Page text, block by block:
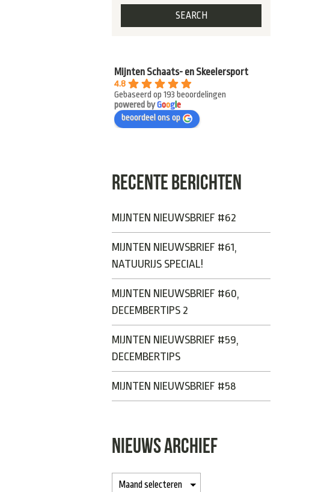
Mijnten Schaats- en Skeelersport
4.8
Gebaseerd op 193 beoordelingen
powered byGoogle
beoordeel ons op
RECENTE BERICHTEN
MIJNTEN NIEUWSBRIEF #62
MIJNTEN NIEUWSBRIEF #61,
NATUURIJS SPECIAL!
MIJNTEN NIEUWSBRIEF #60,
DECEMBERTIPS 2
MIJNTEN NIEUWSBRIEF #59,
DECEMBERTIPS
MIJNTEN NIEUWSBRIEF #58
NIEUWS ARCHIEF